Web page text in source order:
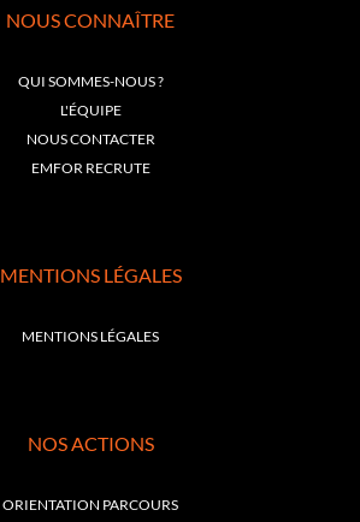
NOUS CONNAÎTRE
QUI SOMMES-NOUS ?
L'ÉQUIPE
NOUS CONTACTER
EMFOR RECRUTE
MENTIONS LÉGALES
MENTIONS LÉGALES
NOS ACTIONS
ORIENTATION PARCOURS